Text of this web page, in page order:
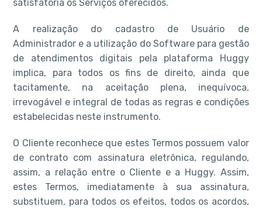
satisfatória os Serviços oferecidos.
A realização do cadastro de Usuário de
Administrador e a utilização do Software para gestão
de atendimentos digitais pela plataforma Huggy
implica, para todos os fins de direito, ainda que
tacitamente, na aceitação plena, inequívoca,
irrevogável e integral de todas as regras e condições
estabelecidas neste instrumento.
O Cliente reconhece que estes Termos possuem valor
de contrato com assinatura eletrônica, regulando,
assim, a relação entre o Cliente e a Huggy. Assim,
estes Termos, imediatamente à sua assinatura,
substituem, para todos os efeitos, todos os acordos,